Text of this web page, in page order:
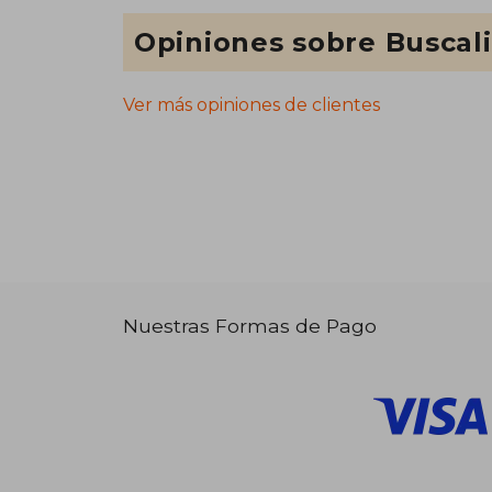
Opiniones sobre
Ver más opiniones de clientes
Nuestras Formas de Pago